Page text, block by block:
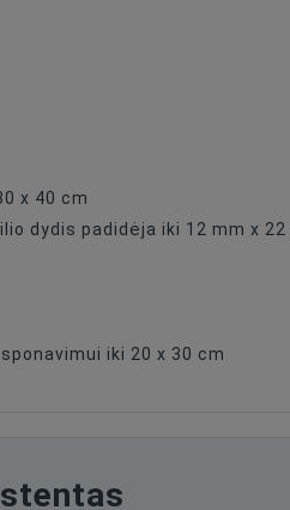
x 40 cm
dydis padidėja iki 12 mm x 22
iki 20 x 30 cm